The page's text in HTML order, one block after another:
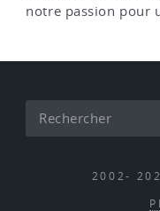
notre passion pour
2002-